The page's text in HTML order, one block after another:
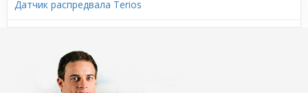
Датчик распредвала Terios